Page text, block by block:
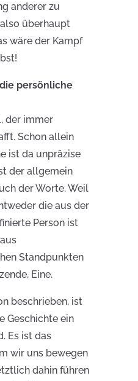
anderer zu
überhaupt
wäre der Kampf
die persönliche
der immer
Schon allein
ist da unpräzise
der allgemein
der Worte. Weil
die aus der
Person ist
Standpunkten
Eine.
beschrieben, ist
Geschichte ein
Es ist das
wir uns bewegen
dahin führen